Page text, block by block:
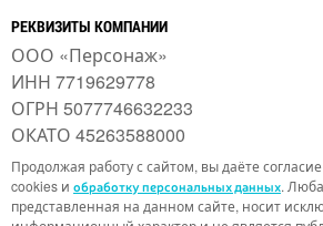
РЕКВИЗИТЫ КОМПАНИИ
ООО «Персонаж»
ИНН 7719629778
ОГРН 5077746632233
ОКАТО 45263588000
Продолжая работу с сайтом, вы даёте
cookies и обработку персональных данных.
представленная на данном сайте, носит